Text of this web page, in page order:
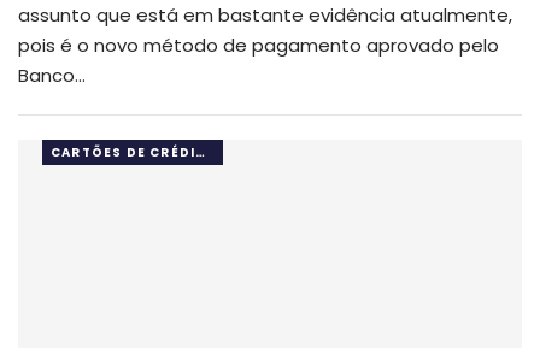
assunto que está em bastante evidência atualmente,
pois é o novo método de pagamento aprovado pelo
Banco…
CARTÕES DE CRÉDITO